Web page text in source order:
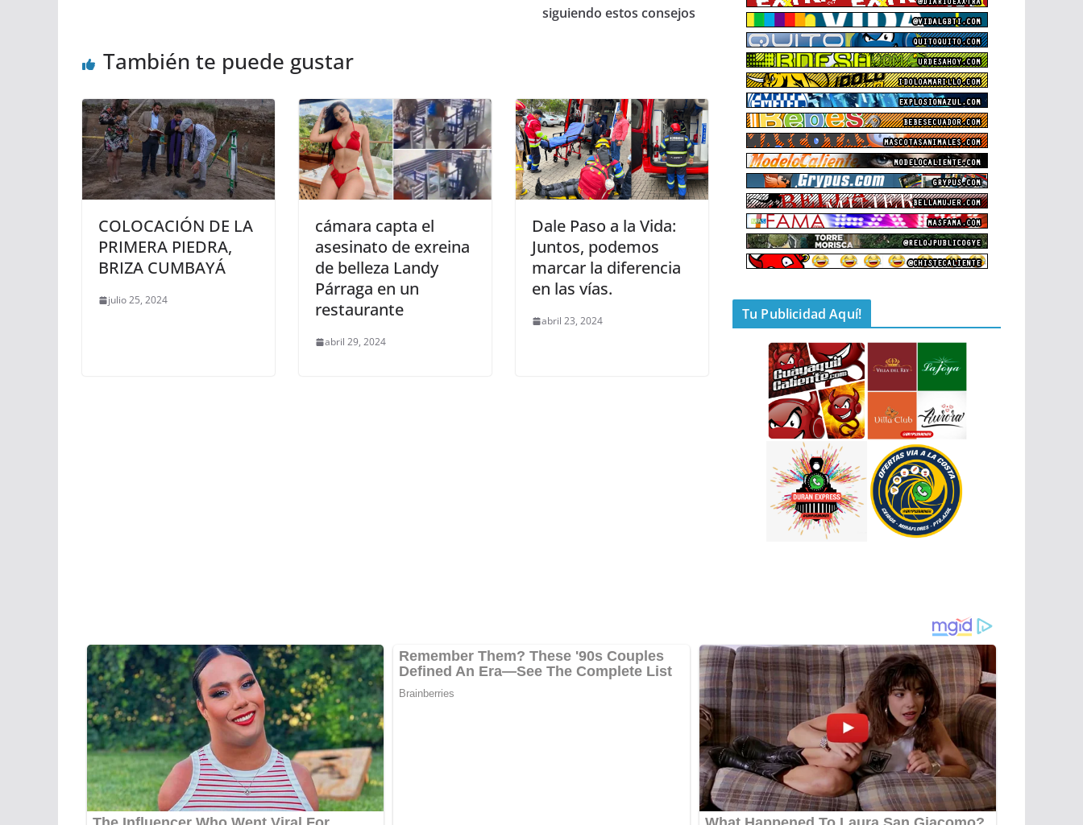
siguiendo estos consejos
También te puede gustar
COLOCACIÓN DE LA
PRIMERA PIEDRA,
BRIZA CUMBAYÁ
julio 25, 2024
cámara capta el
asesinato de exreina
de belleza Landy
Párraga en un
restaurante
abril 29, 2024
Dale Paso a la Vida:
Juntos, podemos
marcar la diferencia
en las vías.
abril 23, 2024 Tu Publicidad Aquí!